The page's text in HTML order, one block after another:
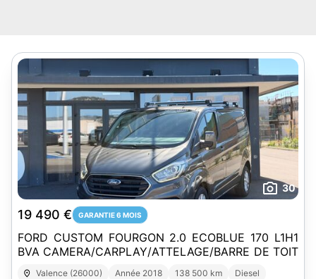
30
19 490 € GARANTIE 6 MOIS
FORD CUSTOM FOURGON 2.0 ECOBLUE 170 L1H1
BVA CAMERA/CARPLAY/ATTELAGE/BARRE DE TOIT
Valence (26000) Année 2018 138 500 km
Diesel